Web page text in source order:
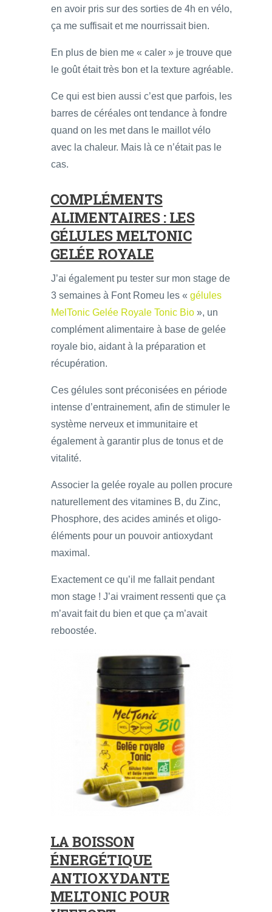
en avoir pris sur des sorties de 4h en vélo,
ça me suffisait et me nourrissait bien.
En plus de bien me « caler » je trouve que
le goût était très bon et la texture agréable.
Ce qui est bien aussi c’est que parfois, les
barres de céréales ont tendance à fondre
quand on les met dans le maillot vélo
avec la chaleur. Mais là ce n’était pas le
cas.
COMPLÉMENTS
ALIMENTAIRES : LES
GÉLULES MELTONIC
GELÉE ROYALE
J’ai également pu tester sur mon stage de
3 semaines à Font Romeu les « gélules
MelTonic Gelée Royale Tonic Bio », un
complément alimentaire à base de gelée
royale bio, aidant à la préparation et
récupération.
Ces gélules sont préconisées en période
intense d’entrainement, afin de stimuler le
système nerveux et immunitaire et
également à garantir plus de tonus et de
vitalité.
Associer la gelée royale au pollen procure
naturellement des vitamines B, du Zinc,
Phosphore, des acides aminés et oligo-
éléments pour un pouvoir antioxydant
maximal.
Exactement ce qu’il me fallait pendant
mon stage ! J’ai vraiment ressenti que ça
m’avait fait du bien et que ça m’avait
reboostée.
LABOISSON
ÉNERGÉTIQUE
ANTIOXYDANTE
MELTONIC POUR